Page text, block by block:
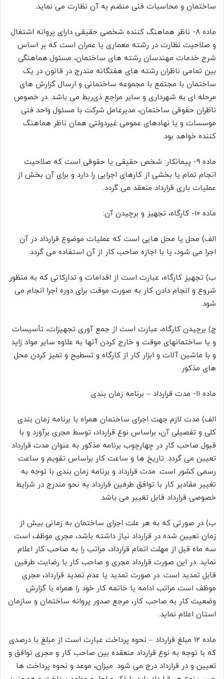
ساختمان و محاسبات فنی منضم به آن نظارت می نماید.
ماده ۸- ناظر هماهنگ کننده شخصی حقیقی دارای پروانه اشتغال
و صلاحیت نظارت در رشته معماری یا عمران است که بر اساس
شرح خدمات مهندسان رشته های ساختمان، مسئول هماهنگی
بین تمامی ناظران رشته های هفتگانه مندرج در قانون در یک
ساختمان با مجتمع با مجموعه ساختمانی و ارسال گزارش های
مرحله ای به شهرداری و سایر مراجع ذی‌ربط می باشد. در خصوص
ناظران حقوقی ساختمان، مدیرعامل شرکت با مسئول واحد فنی
موسسات و یا نهادهای عمومی غیردولتی همان ناظر هماهنگ
کننده خواهد بود.
ماده ۹- پیمانکار: شخص حقیقی یا حقوقی است که صلاحیت
انجام تمام یا بخشی از کارهای اجرایی را دارد و برای آن بخش از
عملیات باری قرارداد منعقد می گردد.
ماده ۱۰- کارگاه، تجهیز و برچیدن آن:
الف) محل یا محل هایی است که عملیات موضوع قرارداد در آن
اجرا می شود، یا با اجازه صاحب کار از آن استفاده می گردد.
ب) تجهیز کارگاه، عبارت است از اقدامات و تدارکاتی که به منظور
شروع و انجام دادن کار به صورت موقت برای دوره اجرا انجام می
شود.
ج) برچیدن کارگاه، عبارت است از جمع آوری تجهیزات، تأسیسات
و یا ساختمانهای موقت و خارج کردن آنها به علاوه سایر مواد زاید
و با ماشین آلات و ابزار کار از کارگاه و تسطیح و تمیز کردن محل
های مذکور.
ماده ۱۱- مدت قرارداد – برنامه زمان بندی:
الف) مدت لازم جهت اجرای ساختمان همراه با برنامه زمان بندی
کلی و تفصیلی آن، براساس نوع قرارداد، توسط مجری برآورد و با
قبول صاحب کار در چهارچوب برنامه مذکور به عنوان مدت قرارداد
تعیین می گردد. تاریخ ها و ساعت کار براساس تقویم و ساعت
رسمی کشور است. مدت قرارداد و برنامه زمان بندی با توجه به
تغییر مقادیر کار با توافق طرفین قرارداد به نحو مندرج در شرایط
خصوصی قرارداد قابل تغییر می باشد.
ب) در صورتی که به هر علت اجرای ساختمان به زمانی بیش از
زمان تعیین شده در قرارداد نیاز داشته باشد، مجری موظف است
سه ماه قبل از مهلت اتمام قرارداد، مراتب را به صاحب کار اعلام
نماید. در این صورت قرارداد مجری و صاحب کار با رضایت طرفین
قابل تمدید است. در صورت تمدید یا عدم تمدید قرارداد، مجری
موظف است مراتب ادامه یا خاتمه کار خود را همراه با گزارش
وضعیت کار به صاحب کار، مرجع صدور پروانه ساختمان و سازمان
استان اعلام نماید.
ماده ۱۲ مبلغ قرارداد – نحوه پرداخت عبارت است از مبلغ با درصدی
که با توجه به نوع قرارداد منعقده بین صاحب کار و مجری توافق و
تعیین و در قرارداد درج می شود. میزان، موعد و نحوه پرداخت ها